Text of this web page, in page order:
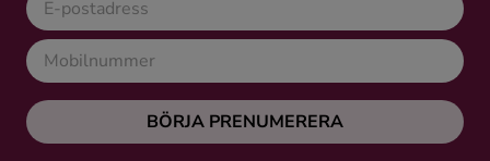
BÖRJA PRENUMERERA